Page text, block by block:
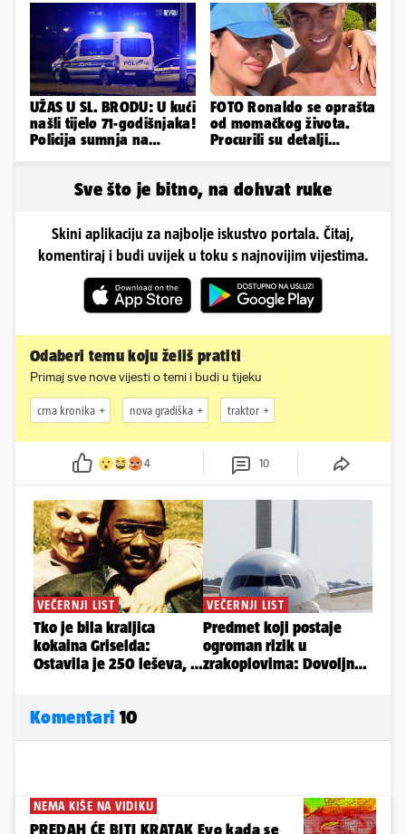
Uefe!?
UŽAS U SL. BRODU: U kući
našli tijelo 71-godišnjaka!
Policija sumnja na
FOTO Ronaldo se oprašta
od momačkog života.
Procurili su detalji
Sve što je bitno, na dohvat ruke
Skini aplikaciju za najbolje iskustvo portala. Čitaj,
komentiraj i budi uvijek u toku s najnovijim vijestima.
Odaberi temu koju želiš pratiti
Primaj sve nove vijesti o temi i budi u tijeku
crna kronika nova gradiška traktor
4 10
Komentari 10
NEMA KIŠE NA VIDIKU
PREDAH ĆE BITI KRATAK Evo kada se